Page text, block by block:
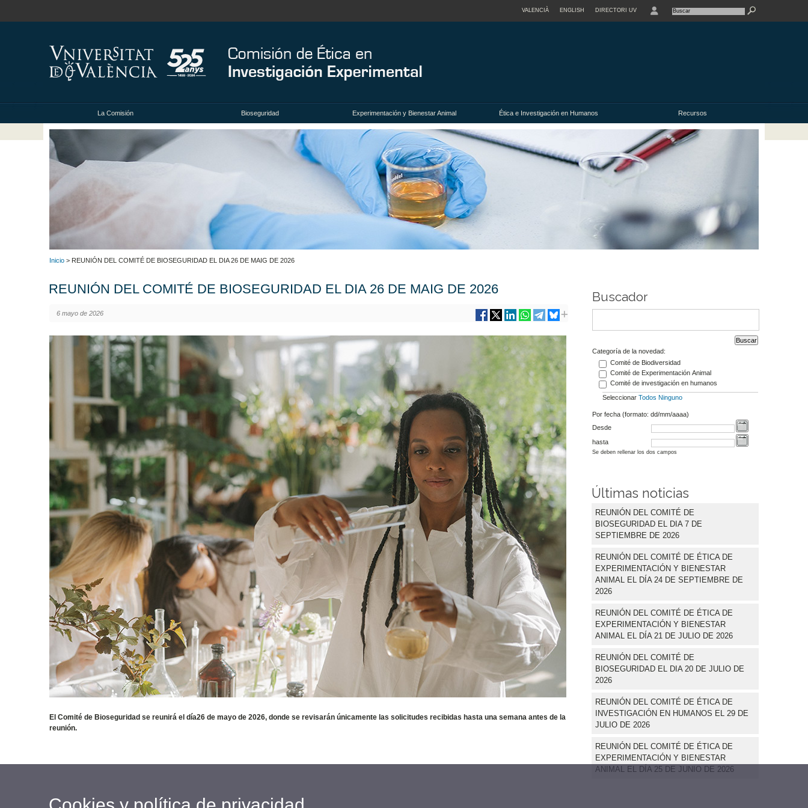
VALENCIÀ ENGLISH DIRECTORI UV
La Comisión Bioseguridad Experimentación y Bienestar Animal Ética e Investigación en Humanos Recursos
Inicio > REUNIÓN DEL COMITÉ DE BIOSEGURIDAD EL DIA 26 DE MAIG DE 2026
REUNIÓN DEL COMITÉ DE BIOSEGURIDAD EL DIA 26 DE MAIG DE 2026
6 mayo de 2026
El Comité de Bioseguridad se reunirá el día26 de mayo de 2026, donde se revisarán únicamente las solicitudes recibidas hasta una semana antes de la
reunión.
Buscador
Categoría de la novedad:
Comité de Biodiversidad
Comité de Experimentación Animal
Comité de investigación en humanos
Seleccionar Todos Ninguno
Por fecha (formato: dd/mm/aaaa)
Desde
hasta
Se deben rellenar los dos campos
Últimas noticias
REUNIÓN DEL COMITÉ DE
BIOSEGURIDAD EL DIA 7 DE
SEPTIEMBRE DE 2026
REUNIÓN DEL COMITÉ DE ÉTICA DE
EXPERIMENTACIÓN Y BIENESTAR
ANIMAL EL DÍA 24 DE SEPTIEMBRE DE
2026
REUNIÓN DEL COMITÉ DE ÉTICA DE
EXPERIMENTACIÓN Y BIENESTAR
ANIMAL EL DÍA 21 DE JULIO DE 2026
REUNIÓN DEL COMITÉ DE
BIOSEGURIDAD EL DIA 20 DE JULIO DE
2026
REUNIÓN DEL COMITÉ DE ÉTICA DE
INVESTIGACIÓN EN HUMANOS EL 29 DE
JULIO DE 2026
REUNIÓN DEL COMITÉ DE ÉTICA DE
EXPERIMENTACIÓN Y BIENESTAR
ANIMAL EL DÍA 25 DE JUNIO DE 2026